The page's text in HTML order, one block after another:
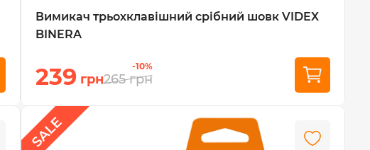
Вимикач трьохклавішний срібний шовк VIDEX
BINERA
239 грн
-10%
265 грн